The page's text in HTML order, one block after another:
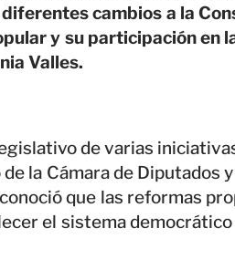
cambios a la
y su participación en
Valles.
de varias
la Cámara de Diputados
que las reformas
el sistema democrático